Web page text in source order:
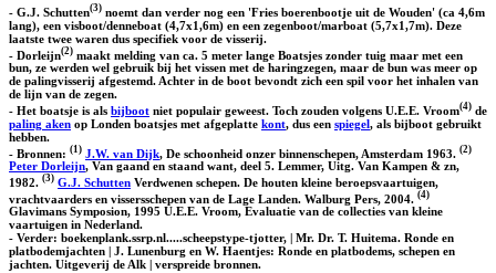
- G.J. Schutten(3) noemt dan verder nog een 'Fries boerenbootje uit de Wouden' (ca 4,6m
lang), een visboot/denneboat (4,7x1,6m) en een zegenboot/marboat (5,7x1,7m). Deze
laatste twee waren dus specifiek voor de visserij.
- Dorleijn(2) maakt melding van ca. 5 meter lange Boatsjes zonder tuig maar met een
bun, ze werden wel gebruik bij het vissen met de haringzegen, maar de bun was meer op
de palingvisserij afgestemd. Achter in de boot bevondt zich een spil voor het inhalen van
de lijn van de zegen.
- Het boatsje is als bijboot niet populair geweest. Toch zouden volgens U.E.E. Vroom(4) de
paling aken op Londen boatsjes met afgeplatte kont, dus een spiegel, als bijboot gebruikt
hebben.
- Bronnen: (1) J.W. van Dijk , De schoonheid onzer binnenschepen, Amsterdam 1963. (2)
Peter Dorleijn, Van gaand en staand want, deel 5. Lemmer, Uitg. Van Kampen & zn,
1982. (3) G.J. Schutten Verdwenen schepen. De houten kleine beroepsvaartuigen,
vrachtvaarders en vissersschepen van de Lage Landen. Walburg Pers, 2004. (4)
Glavimans Symposion, 1995 U.E.E. Vroom, Evaluatie van de collecties van kleine
vaartuigen in Nederland.
- Verder: boekenplank.ssrp.nl.....scheepstype-tjotter, | Mr. Dr. T. Huitema. Ronde en
platbodemjachten | J. Lunenburg en W. Haentjes: Ronde en platbodems, schepen en
jachten. Uitgeverij de Alk | verspreide bronnen.